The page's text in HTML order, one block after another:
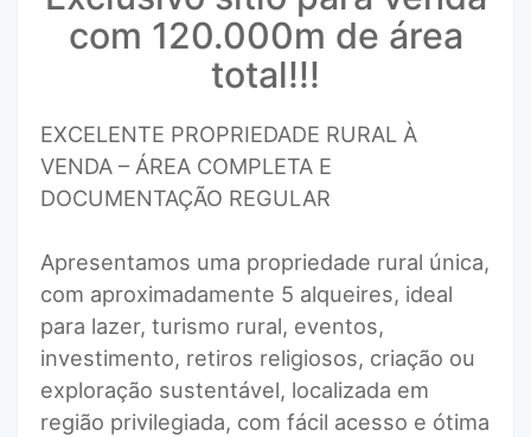
com 120.000m de área
total!!!
EXCELENTE PROPRIEDADE RURAL À
VENDA – ÁREA COMPLETA E
DOCUMENTAÇÃO REGULAR
Apresentamos uma propriedade rural única,
com aproximadamente 5 alqueires, ideal
para lazer, turismo rural, eventos,
investimento, retiros religiosos, criação ou
exploração sustentável, localizada em
região privilegiada, com fácil acesso e ótima